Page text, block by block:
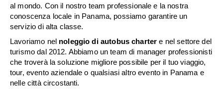
al mondo. Con il nostro team professionale e la nostra
conoscenza locale in Panama, possiamo garantire un
servizio di alta classe.
Lavoriamo nel noleggio di autobus charter e nel settore del
turismo dal 2012. Abbiamo un team di manager professionisti
che troverà la soluzione migliore possibile per il tuo viaggio,
tour, evento aziendale o qualsiasi altro evento in Panama e
nelle città circostanti.